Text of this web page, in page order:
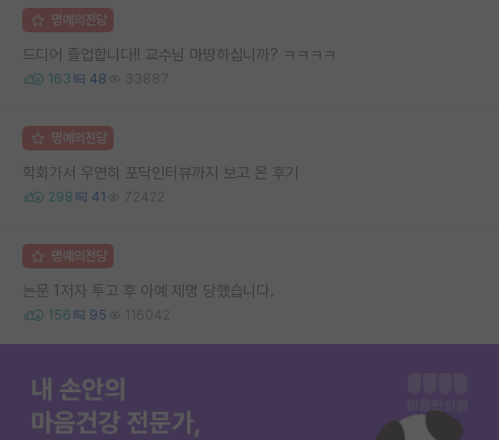
명예의전당
드디어 졸업합니다!! 교수님 마땅하십니까? ㅋㅋㅋㅋ
163 48 33887
명예의전당
학회가서 우연히 포닥인터뷰까지 보고 온 후기
298 41 72422
명예의전당
논문 1저자 투고 후 아예 제명 당했습니다.
156 95 116042